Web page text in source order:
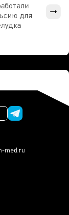
для
med.ru